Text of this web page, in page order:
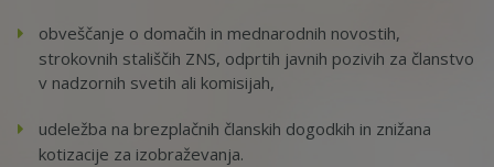
obveščanje o domačih in mednarodnih novostih,
strokovnih stališčih ZNS, odprtih javnih pozivih za članstvo
v nadzornih svetih ali komisijah,
udeležba na brezplačnih članskih dogodkih in znižana
kotizacije za izobraževanja.